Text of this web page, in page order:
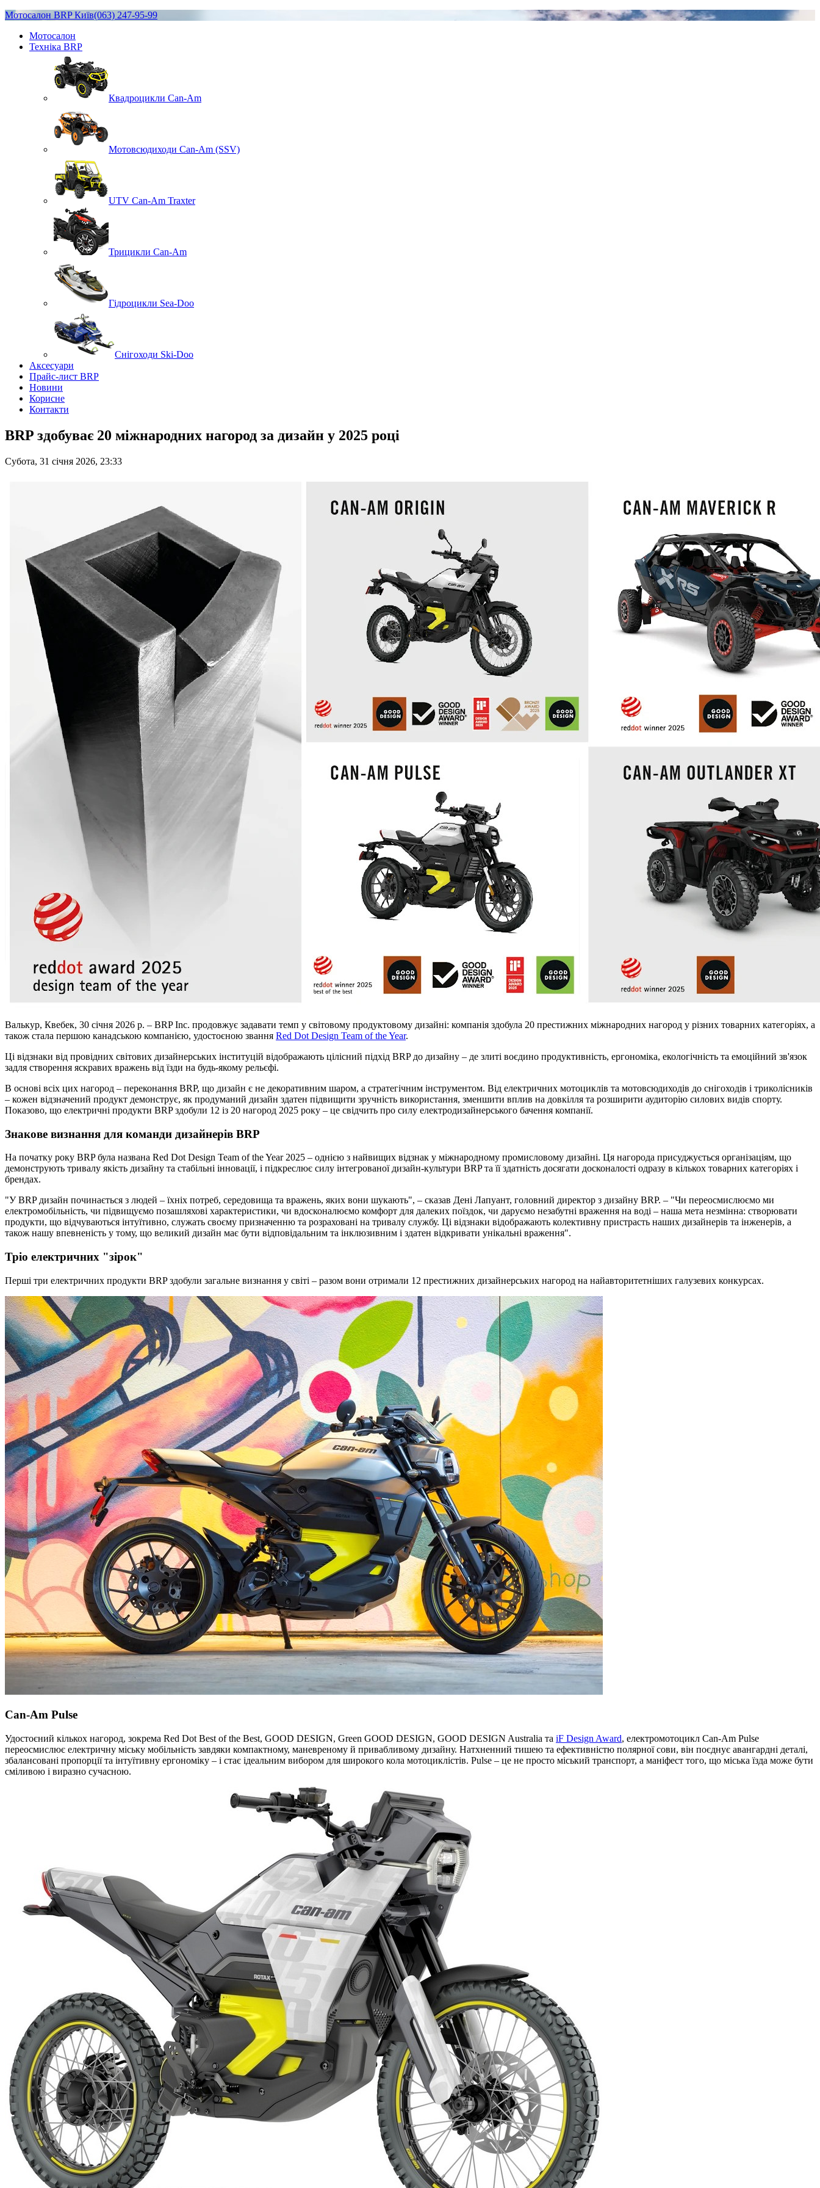
Мотосалон BRP Київ(063) 247-95-99
Мотосалон
Техніка BRP
Квадроцикли Can-Am
Мотовсюдиходи Can-Am (SSV)
UTV Can-Am Traxter
Трицикли Can-Am
Гідроцикли Sea-Doo
Снігоходи Ski-Doo
Аксесуари
Прайс-лист BRP
Новини
Корисне
Контакти
BRP здобуває 20 міжнародних нагород за дизайн у 2025 році
Субота, 31 січня 2026, 23:33
Валькур, Квебек, 30 січня 2026 р. – BRP Inc. продовжує задавати темп у світовому продуктовому дизайні: компанія здобула 20 престижних міжнародних нагород у різних товарних категоріях, а
також стала першою канадською компанією, удостоєною звання Red Dot Design Team of the Year.
Ці відзнаки від провідних світових дизайнерських інституцій відображають цілісний підхід BRP до дизайну – де злиті воєдино продуктивність, ергономіка, екологічність та емоційний зв'язок
задля створення яскравих вражень від їзди на будь-якому рельєфі.
В основі всіх цих нагород – переконання BRP, що дизайн є не декоративним шаром, а стратегічним інструментом. Від електричних мотоциклів та мотовсюдиходів до снігоходів і триколісників
– кожен відзначений продукт демонструє, як продуманий дизайн здатен підвищити зручність використання, зменшити вплив на довкілля та розширити аудиторію силових видів спорту.
Показово, що електричні продукти BRP здобули 12 із 20 нагород 2025 року – це свідчить про силу електродизайнерського бачення компанії.
Знакове визнання для команди дизайнерів BRP
На початку року BRP була названа Red Dot Design Team of the Year 2025 – однією з найвищих відзнак у міжнародному промисловому дизайні. Ця нагорода присуджується організаціям, що
демонструють тривалу якість дизайну та стабільні інновації, і підкреслює силу інтегрованої дизайн-культури BRP та її здатність досягати досконалості одразу в кількох товарних категоріях і
брендах.
"У BRP дизайн починається з людей – їхніх потреб, середовища та вражень, яких вони шукають", – сказав Дені Лапуант, головний директор з дизайну BRP. – "Чи переосмислюємо ми
електромобільність, чи підвищуємо позашляхові характеристики, чи вдосконалюємо комфорт для далеких поїздок, чи даруємо незабутні враження на воді – наша мета незмінна: створювати
продукти, що відчуваються інтуїтивно, служать своєму призначенню та розраховані на тривалу службу. Ці відзнаки відображають колективну пристрасть наших дизайнерів та інженерів, а
також нашу впевненість у тому, що великий дизайн має бути відповідальним та інклюзивним і здатен відкривати унікальні враження".
Тріо електричних "зірок"
Перші три електричних продукти BRP здобули загальне визнання у світі – разом вони отримали 12 престижних дизайнерських нагород на найавторитетніших галузевих конкурсах.
Can-Am Pulse
Удостоєний кількох нагород, зокрема Red Dot Best of the Best, GOOD DESIGN, Green GOOD DESIGN, GOOD DESIGN Australia та iF Design Award, електромотоцикл Can-Am Pulse
переосмислює електричну міську мобільність завдяки компактному, маневреному й привабливому дизайну. Натхненний тишею та ефективністю полярної сови, він поєднує авангардні деталі,
збалансовані пропорції та інтуїтивну ергономіку – і стає ідеальним вибором для широкого кола мотоциклістів. Pulse – це не просто міський транспорт, а маніфест того, що міська їзда може бути
сміливою і виразно сучасною.